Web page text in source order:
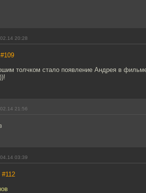
20:28
#109
толчком стало появление Андрея в
21:56
03:39
#112